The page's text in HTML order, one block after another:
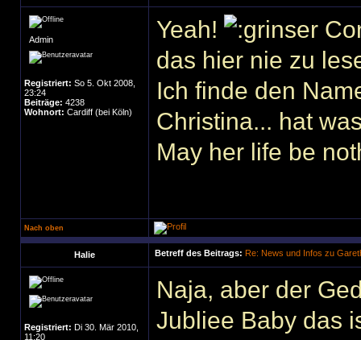
Admin
Registriert: So 5. Okt 2008,
23:24
Beiträge: 4238
Wohnort: Cardiff (bei Köln)
Yeah!
das hier nie zu
Ich finde den
Christina... hat
May her life be
Nach oben
Halie Betreff des Beitrags: Re: News und Infos zu
Registriert: Di 30. Mär 2010,
11:20
Naja, aber der
Jubliee Baby das